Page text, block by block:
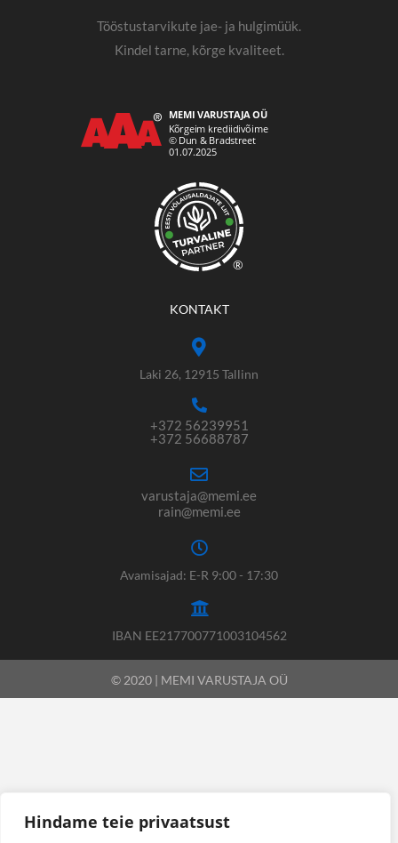
Hindame teie privaatsust
Tööstustarvikute jae- ja hulgimüük.
Kindel tarne, kõrge kvaliteet.
®
KONTAKT
Laki 26, 12915 Tallinn
+372 56239951
+372 56688787
varustaja@memi.ee
rain@memi.ee
Avamisajad: E-R 9:00 - 17:30
IBAN EE217700771003104562
© 2020 | MEMI VARUSTAJA OÜ